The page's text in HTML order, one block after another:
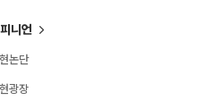
니언
논단
광장